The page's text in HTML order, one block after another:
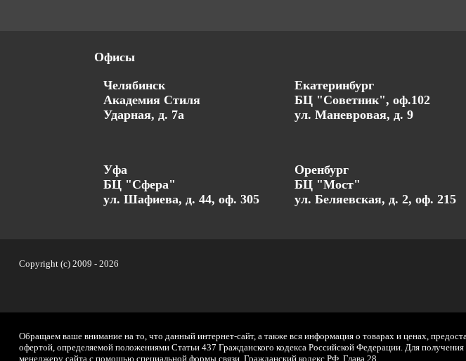
Офисы
Челябинск
Академия Стиля
Ударная, д. 7а
Екатеринбург
БЦ "Советник", оф.102
ул. Маневровая, д. 9
Уфа
БЦ "Сфера"
ул. Шафиева, д. 44, оф. 305
Оренбург
БЦ "Мост"
ул. Беляевская, д. 2, оф. 215
Copyright (c) 2009 - 2026
Обращаем ваше внимание на то, что данный интернет-сайт, а также вся информация о товарах и ценах,
офертой, определяемой положениями Статьи 437 Гражданского кодекса Российской Федерации. Для
менеджеру сайта с помощью специальной формы связи. Гражданский кодекс РФ. Глава 28.